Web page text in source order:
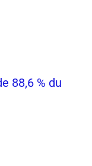
88,6 % du